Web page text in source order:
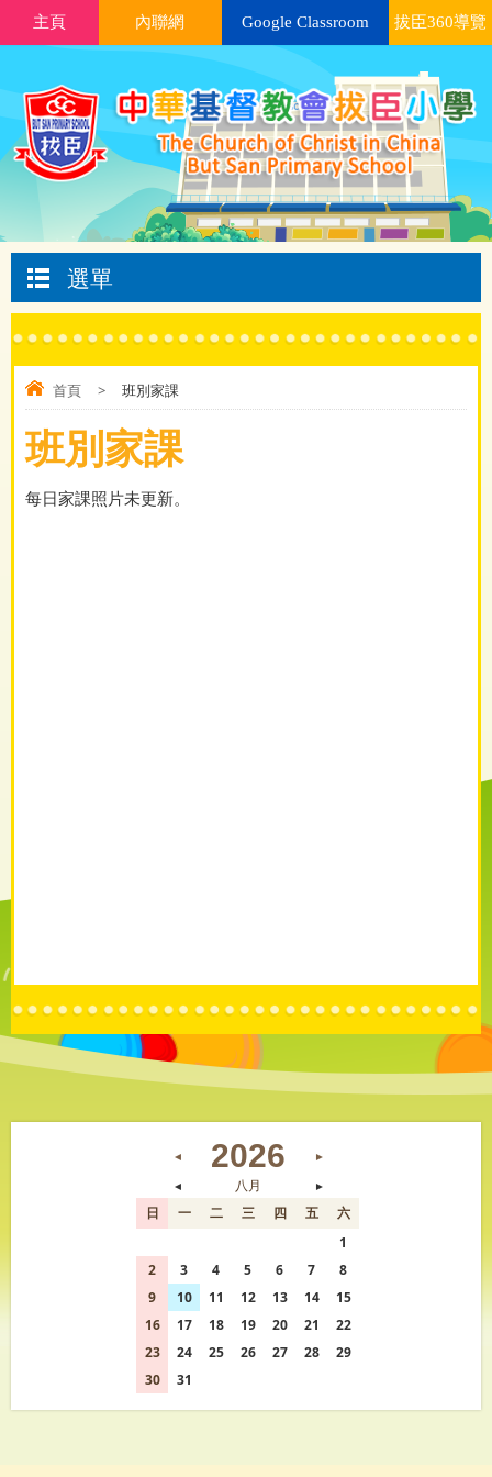
主頁 內聯網 Google Classroom 拔臣360導覽
選單
首頁 > 班別家課
班別家課
每日家課照片未更新。
◄ 2026
►
◄
八月 ►
日 一 二 三 四 五
六
1
2
3 4 5 6 7
8
9
10 11 12 13 14
15
16
17 18 19 20 21
22
23
24 25 26 27 28
29
30
31